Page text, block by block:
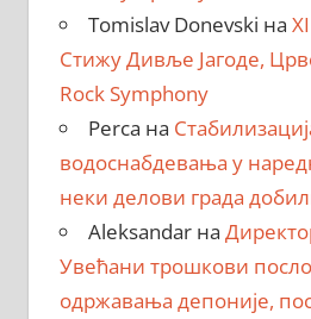
Tomislav Donevski на
Стижу Дивље Јагоде,
Rock Symphony
Perca на
водоснабдевања у
неки делови града
Aleksandarна
Увећани трошкови
одржавања депоније,